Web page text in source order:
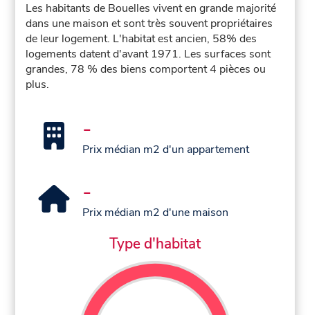
Les habitants de Bouelles vivent en grande majorité
dans une maison et sont très souvent propriétaires
de leur logement. L'habitat est ancien, 58% des
logements datent d'avant 1971. Les surfaces sont
grandes, 78 % des biens comportent 4 pièces ou
plus.
-
Prix médian m2 d'un appartement
-
Prix médian m2 d'une maison
Type d'habitat